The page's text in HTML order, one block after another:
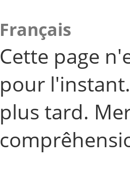
Français
Cette page
pour
plus tard.